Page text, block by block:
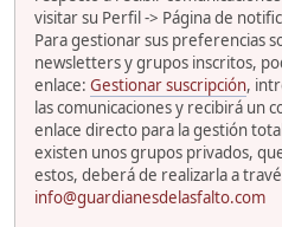
visitar su Perfil -> Página de
Para gestionar sus preferencias
newsletters y grupos inscritos,
enlace: Gestionar suscripción,
las comunicaciones y recibirá un
enlace directo para la gestión
existen unos grupos privados,
estos, deberá de realizarla a
info@guardianesdelasfalto.com